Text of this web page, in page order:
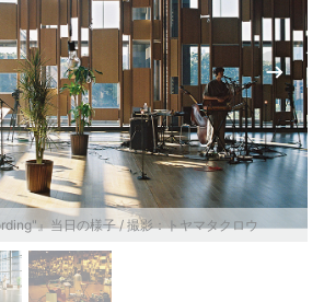
』当日の様子 / 撮影：トヤマタクロウ